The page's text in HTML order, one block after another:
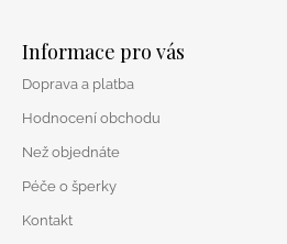
Informace pro vás
Doprava a platba
Hodnocení obchodu
Než objednáte
Péče o šperky
Kontakt